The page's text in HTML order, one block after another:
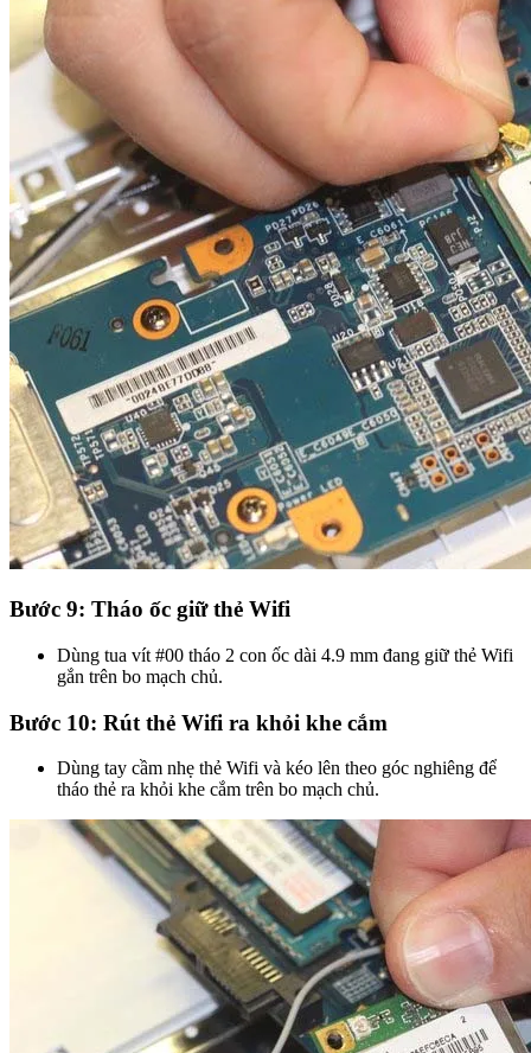
Bước 9: Tháo ốc giữ thẻ Wifi
Dùng tua vít #00 tháo 2 con ốc dài 4.9 mm đang giữ thẻ Wifi
gắn trên bo mạch chủ.
Bước 10: Rút thẻ Wifi ra khỏi khe cắm
Dùng tay cầm nhẹ thẻ Wifi và kéo lên theo góc nghiêng để
tháo thẻ ra khỏi khe cắm trên bo mạch chủ.